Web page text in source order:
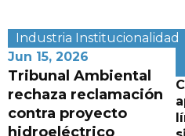
Industria Institucionalidad
Jun 15, 2026
Tribunal Ambiental
rechaza reclamación
contra proyecto
hidroeléctrico